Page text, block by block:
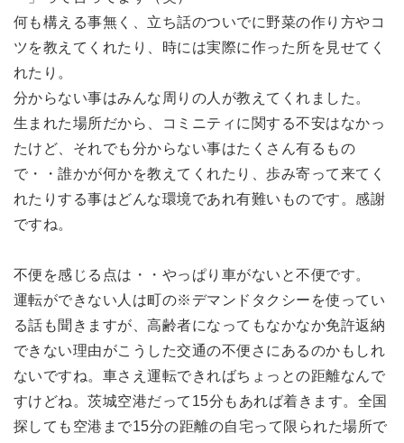
何も構える事無く、立ち話のついでに野菜の作り方やコ
ツを教えてくれたり、時には実際に作った所を見せてく
れたり。
分からない事はみんな周りの人が教えてくれました。
生まれた場所だから、コミニティに関する不安はなかっ
たけど、それでも分からない事はたくさん有るもの
で・・誰かが何かを教えてくれたり、歩み寄って来てく
れたりする事はどんな環境であれ有難いものです。感謝
ですね。
不便を感じる点は・・やっぱり車がないと不便です。
運転ができない人は町の※デマンドタクシーを使ってい
る話も聞きますが、高齢者になってもなかなか免許返納
できない理由がこうした交通の不便さにあるのかもしれ
ないですね。車さえ運転できればちょっとの距離なんで
すけどね。茨城空港だって15分もあれば着きます。全国
探しても空港まで15分の距離の自宅って限られた場所で